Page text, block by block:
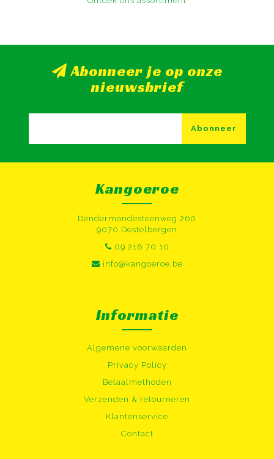
Abonneer je op onze
nieuwsbrief
Abonneer
Kangoeroe
Dendermondesteenweg 260
9070 Destelbergen
09 218 70 10
info@kangoeroe.be
Informatie
Algemene voorwaarden
Privacy Policy
Betaalmethoden
Verzenden & retourneren
Klantenservice
Contact